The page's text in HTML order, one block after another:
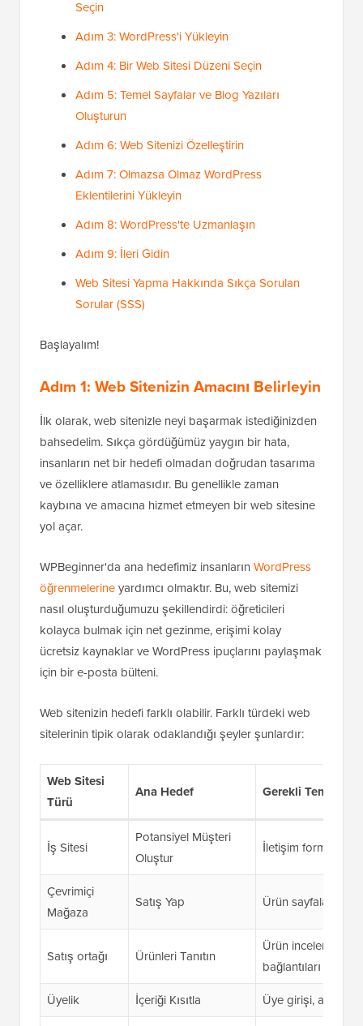
Seçin
Adım 3: WordPress'i Yükleyin
Adım 4: Bir Web Sitesi Düzeni Seçin
Adım 5: Temel Sayfalar ve Blog Yazıları
Oluşturun
Adım 6: Web Sitenizi Özelleştirin
Adım 7: Olmazsa Olmaz WordPress
Eklentilerini Yükleyin
Adım 8: WordPress'te Uzmanlaşın
Adım 9: İleri Gidin
Web Sitesi Yapma Hakkında Sıkça Sorulan
Sorular (SSS)
Başlayalım!
Adım 1: Web Sitenizin Amacını Belirleyin
İlk olarak, web sitenizle neyi başarmak istediğinizden
bahsedelim. Sıkça gördüğümüz yaygın bir hata,
insanların net bir hedefi olmadan doğrudan tasarıma
ve özelliklere atlamasıdır. Bu genellikle zaman
kaybına ve amacına hizmet etmeyen bir web sitesine
yol açar.
WPBeginner'da ana hedefimiz insanların WordPress
öğrenmelerineyardımcı olmaktır. Bu, web sitemizi
nasıl oluşturduğumuzu şekillendirdi: öğreticileri
kolayca bulmak için net gezinme, erişimi kolay
ücretsiz kaynaklar ve WordPress ipuçlarını paylaşmak
için bir e-posta bülteni.
Web sitenizin hedefi farklı olabilir. Farklı türdeki web
sitelerinin tipik olarak odaklandığı şeyler şunlardır:
Web Sitesi
Türü
Ana Hedef Gerekli Temel
İş Sitesi
Potansiyel Müşteri
Oluştur
İletişim formları,
Çevrimiçi
Mağaza
Satış Yap Ürün sayfaları,
Satış ortağı Ürünleri Tanıtın
Ürün incelemeleri,
bağlantıları
Üyelik
İçeriği Kısıtla
Üye girişi,